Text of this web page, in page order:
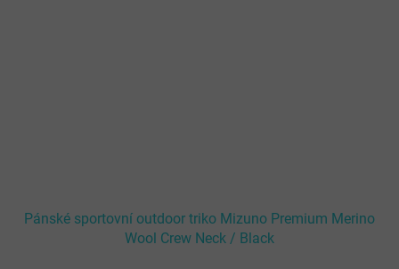
Pánské sportovní outdoor triko Mizuno Premium Merino
Wool Crew Neck / Black